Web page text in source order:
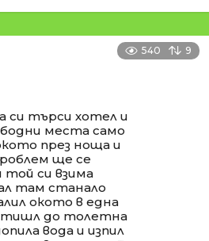
540 9
си търси хотел и
места само
през ноща и
ще се
той си взима
там станало
окото в една
до толетна
вода и изпил